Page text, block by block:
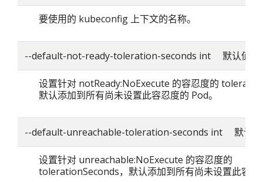
要使用的 kubeconfig 上下文的名称。
--default-not-ready-toleration-seconds int 默认值：
设置针对 notReady:NoExecute 的容忍度的
默认添加到所有尚未设置此容忍度的 Pod。
--default-unreachable-toleration-seconds int 默认值
设置针对 unreachable:NoExecute 的容忍度的
tolerationSeconds，默认添加到所有尚未设置此容忍